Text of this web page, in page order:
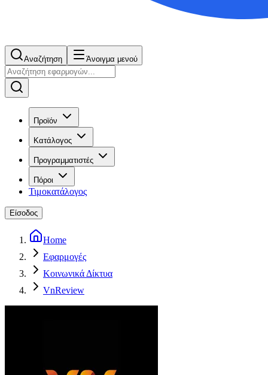
Αναζήτηση Άνοιγμα μενού
Προϊόν
Κατάλογος
Προγραμματιστές
Πόροι
Τιμοκατάλογος
Είσοδος
Home
Εφαρμογές
Κοινωνικά Δίκτυα
VnReview